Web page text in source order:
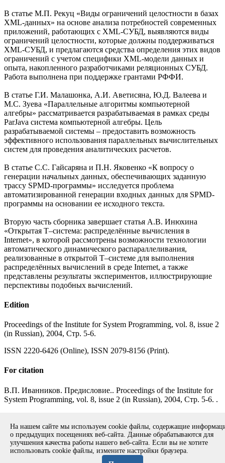
В статье М.П. Рекуц «Виды ограничений целостности в базах
XML-данных» на основе анализа потребностей современных
приложений, работающих с XML-СУБД, выявляются виды
ограничений целостности, которые должны поддерживаться
XML-СУБД, и предлагаются средства определения этих видов
ограничений с учетом специфики XML-модели данных и
опыта, накопленного разработчиками реляционных СУБД.
Работа выполнена при поддержке грантами РФФИ.
В статье Г.И. Малашонка, А.И. Аветисяна, Ю.Д. Валеева и
М.С. Зуева «Параллельные алгоритмы компьютерной
алгебры» рассматривается разрабатываемая в рамках среды
ParJava система компьютерной алгебры. Цель
разрабатываемой системы – предоставить возможность
эффективного использования параллельных вычислительных
систем для проведения аналитических расчетов.
В статье С.С. Гайсаряна и П.Н. Яковенко «К вопросу о
генерации начальных данных, обеспечивающих заданную
трассу SPMD-программы» исследуется проблема
автоматизированной генерации входных данных для SPMD-
программы на основании ее исходного текста.
Вторую часть сборника завершает статья А.В. Инюхина
«Открытая Т–система: распределённые вычисления в
Internet», в которой рассмотрены возможности технологии
автоматического динамического распараллеливания,
реализованные в открытой Т–системе для выполнения
распределённых вычислений в среде Internet, а также
представлены результаты экспериментов, иллюстрирующие
перспективы подобных вычислений.
Edition
Proceedings of the Institute for System Programming, vol. 8, issue 2
(in Russian), 2004, Стр. 5-6.
ISSN 2220-6426 (Online), ISSN 2079-8156 (Print).
For citation
В.П. Иванников. Предисловие.. Proceedings of the Institute for
System Programming, vol. 8, issue 2 (in Russian), 2004, Стр. 5-6. .
volume
Copyright © 1994-2026 Ivannikov Institute for System
На нашем сайте мы используем cookie файлы, содержащие
о предыдущих посещениях веб-сайта. Данные обрабатываются для
улучшения качества работы нашего веб-сайта. Если вы не хотите
использовать cookie файлы, измените настройки браузера.